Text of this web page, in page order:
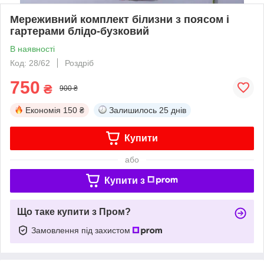
Мереживний комплект білизни з поясом і
гартерами блідо-бузковий
В наявності
Код: 28/62
Роздріб
750 ₴ 900 ₴
Економія 150 ₴ Залишилось 25 днів
Купити
або
Купити з
Що таке купити з Пром?
Замовлення під захистом